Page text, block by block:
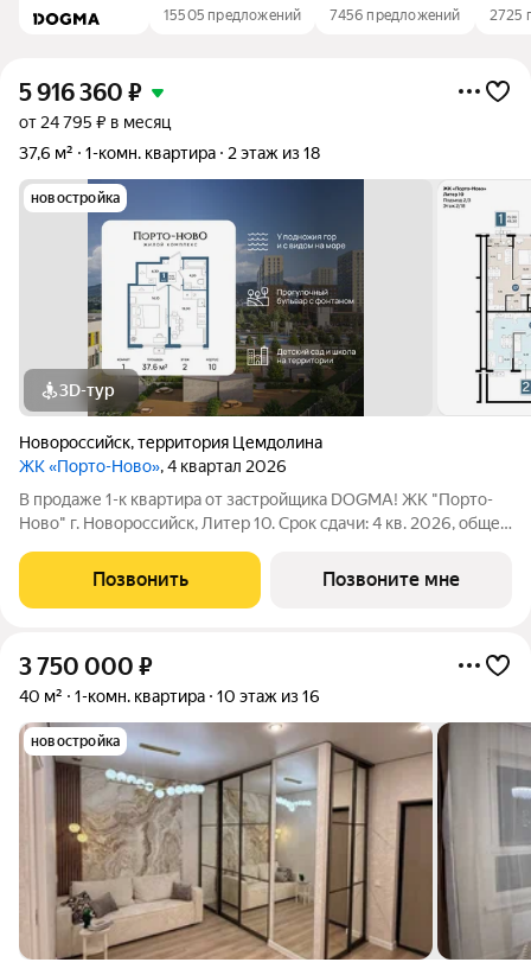
15505 предложений 7456 предложений 2725
5 916 360 ₽
от 24 795 ₽ в месяц
37,6 м²
1-комн. квартира 2 этаж из 18
новостройка
3D-тур
Новороссийск,территория Цемдолина
ЖК «Порто-Ново», 4 квартал 2026
В продаже 1-к квартира от застройщика DOGMA! ЖК "Порто-
Ново" г. Новороссийск, Литер 10. Срок сдачи: 4 кв. 2026, общей
для комфортной жизни. Место, где шум Чёрного моря
становится
Позвонить Позвоните мне
3 750 000 ₽
40 м² 1-комн. квартира 10 этаж из 16
новостройка